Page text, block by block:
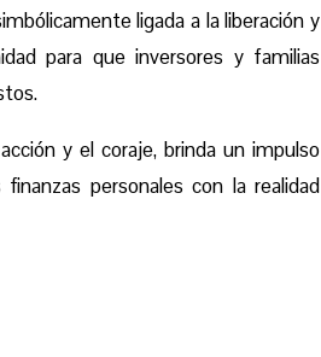
ligada a la liberación y
para que inversores y familias
y el coraje, brinda un impulso
personales con la realidad